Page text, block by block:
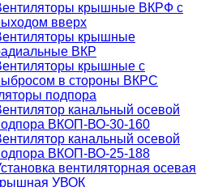
крышные ВКРФ с
вверх
крышные
ВКР
крышные с
в стороны ВКРС
подпора
канальный осевой
ВКОП-ВО-30-160
канальный осевой
ВКОП-ВО-25-188
вентиляторная осевая
УВОК